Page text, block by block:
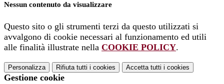
Nessun contenuto da visualizzare
Questo sito o gli strumenti terzi da questo utilizzati si
avvalgono di cookie necessari al funzionamento ed utili
alle finalità illustrate nella COOKIE POLICY.
Personalizza Rifiuta tutti i cookies Accetta tutti i cookies
Gestione cookie